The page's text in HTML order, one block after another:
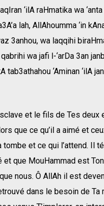
‘ilA raHmatika wa
lah, AllAhoumma ‘in
3anhou, wa laqqihi
wa jafi l-‘arDa 3an
tab3athahou ‘Aminan ‘ilA
et le fils de Tes
que ce qu’il a aimé et
et ce qui l’attend. Il
et que MouHammad est
nous. Ô AllAh il est
dans le besoin de Ta